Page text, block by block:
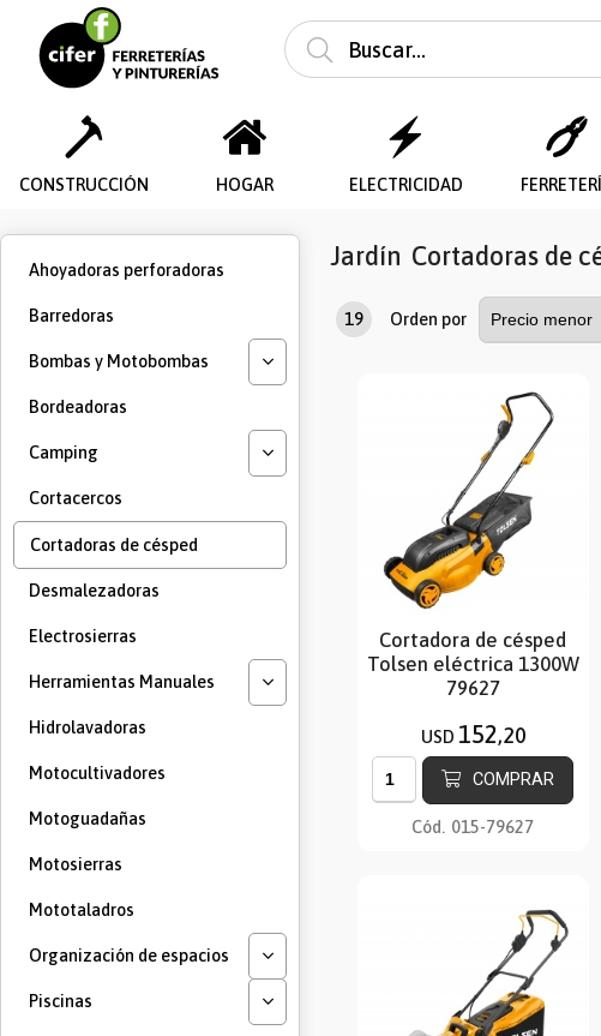
CONSTRUCCIÓN HOGAR ELECTRICIDAD
Jardín Cortadoras de
19 Orden por
Cortadora de césped
Tolsen eléctrica 1300W
79627
USD 152,20
COMPRAR
Cód. 015-79627
Ahoyadoras perforadoras
Barredoras
Bombas y Motobombas
Bordeadoras
Camping
Cortacercos
Cortadoras de césped
Desmalezadoras
Electrosierras
Herramientas Manuales
Hidrolavadoras
Motocultivadores
Motoguadañas
Motosierras
Mototaladros
Organización de espacios
Piscinas